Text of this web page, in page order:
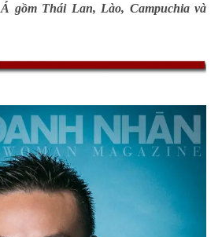
gồm Thái Lan, Lào, Campuchia và